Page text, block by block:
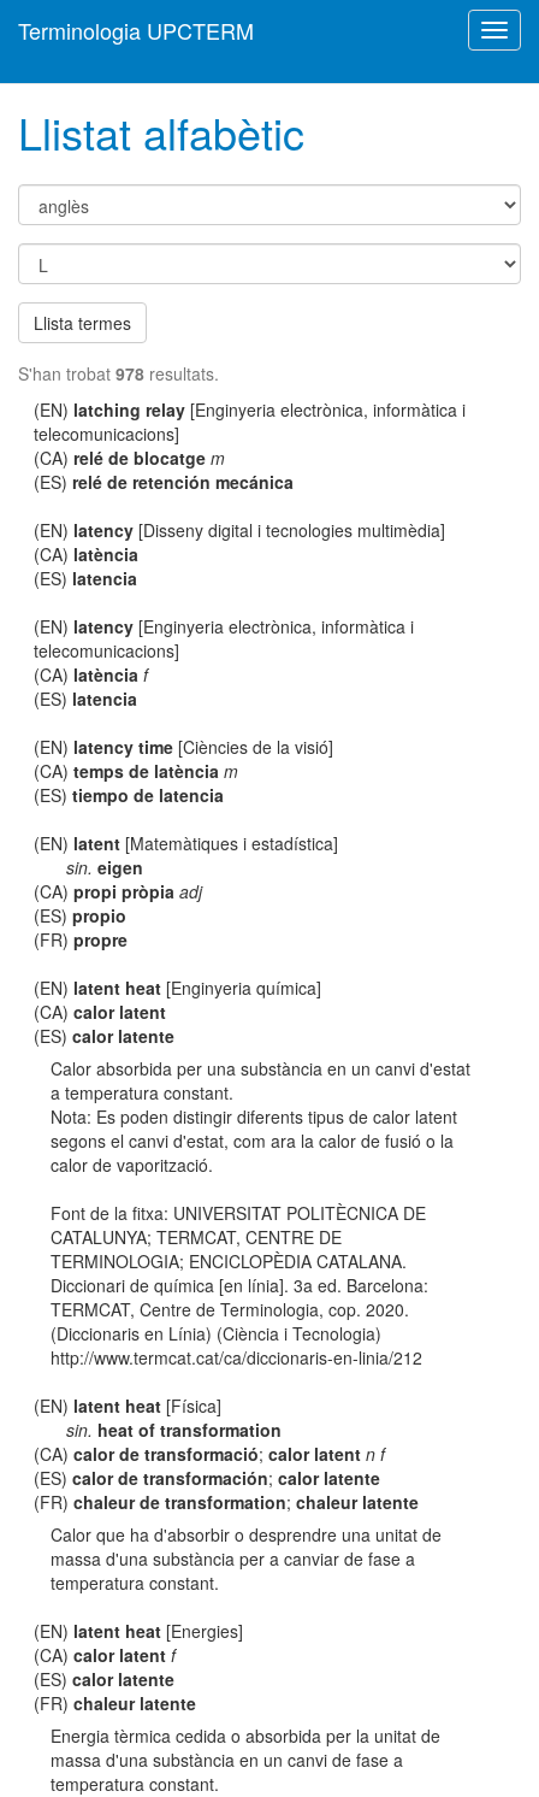
Terminologia UPCTERM
Llistat alfabètic
Llista termes
S'han trobat 978 resultats.
(EN) latching relay [Enginyeria electrònica, informàtica i
telecomunicacions]
(CA)relé de blocatge m
(ES)relé de retención mecánica
(EN) latency [Disseny digital i tecnologies multimèdia]
(CA) latència
(ES) latencia
(EN) latency [Enginyeria electrònica, informàtica i
telecomunicacions]
(CA) latència f
(ES) latencia
(EN) latency time [Ciències de la visió]
(CA)temps de latència m
(ES)tiempo de latencia
(EN) latent [Matemàtiques i estadística]
sin. eigen
(CA)propi pròpia adj
(ES)propio
(FR)propre
(EN) latent heat [Enginyeria química]
(CA)calor latent
(ES)calor latente
Calor absorbida per una substància en un canvi d'estat
a temperatura constant.
Nota: Es poden distingir diferents tipus de calor latent
segons el canvi d'estat, com ara la calor de fusió o la
calor de vaporització.
Font de la fitxa: UNIVERSITAT POLITÈCNICA DE
CATALUNYA; TERMCAT, CENTRE DE
TERMINOLOGIA; ENCICLOPÈDIA CATALANA.
Diccionari de química [en línia]. 3a ed. Barcelona:
TERMCAT, Centre de Terminologia, cop. 2020.
(Diccionaris en Línia) (Ciència i Tecnologia)
http://www.termcat.cat/ca/diccionaris-en-linia/212
(EN) latent heat [Física]
sin. heat of transformation
(CA)calor de transformació;calor latent n f
(ES)calor de transformación;calor latente
(FR)chaleur de transformation;chaleur latente
Calor que ha d'absorbir o desprendre una unitat de
massa d'una substància per a canviar de fase a
temperatura constant.
(EN) latent heat [Energies]
(CA)calor latent f
(ES)calor latente
(FR)chaleur latente
Energia tèrmica cedida o absorbida per la unitat de
massa d'una substància en un canvi de fase a
temperatura constant.